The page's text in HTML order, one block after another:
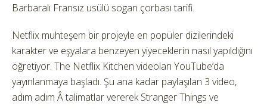
Barbaralı Fransız usülü sogan çorbası tarifi.
Netflix muhteşem bir projeyle en popüler dizilerindeki
karakter ve eşyalara benzeyen yiyeceklerin nasıl yapıldığını
öğretiyor. The Netflix Kitchen videoları YouTube’da
yayınlanmaya başladı. Şu ana kadar paylaşılan 3 video,
adım adım Â talimatlar vererek Stranger Things ve